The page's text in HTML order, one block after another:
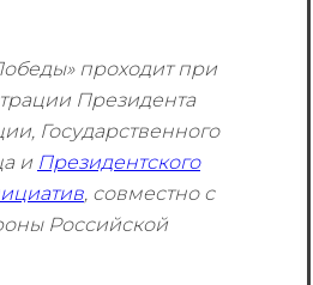
проходит при
Президента
Государственного
и Президентского
, совместно с
Российской